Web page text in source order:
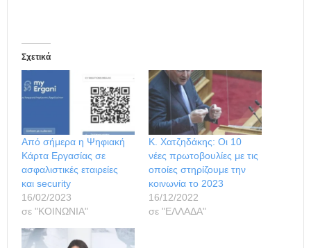
Σχετικά
Από σήμερα η Ψηφιακή
Κάρτα Εργασίας σε
ασφαλιστικές εταιρείες
και security
16/02/2023
σε "ΚΟΙΝΩΝΙΑ"
Κ. Χατζηδάκης: Οι 10
νέες πρωτοβουλίες με τις
οποίες στηρίζουμε την
κοινωνία το 2023
16/12/2022
σε "ΕΛΛΑΔΑ"